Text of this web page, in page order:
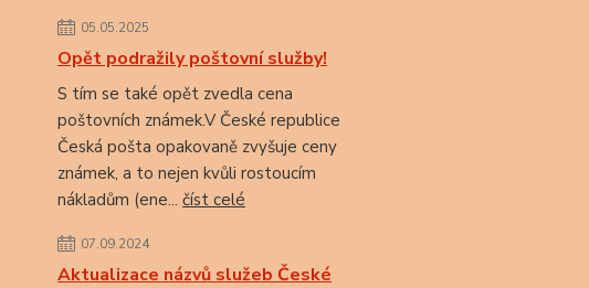
05.05.2025
Opět podražily poštovní služby!
S tím se také opět zvedla cena
poštovních známek.V České republice
Česká pošta opakovaně zvyšuje ceny
známek, a to nejen kvůli rostoucím
nákladům (ene... číst celé
07.09.2024
Aktualizace názvů služeb České